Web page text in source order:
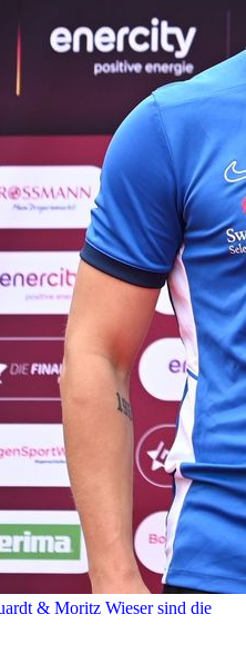
& Moritz Wieser sind die